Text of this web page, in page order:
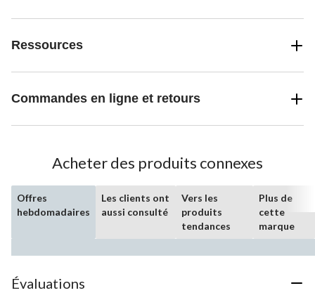
Ressources
Commandes en ligne et retours
Acheter des produits connexes
Offres
hebdomadaires
Les clients ont
aussi consulté
Vers les
produits
tendances
Plus de
cette
marque
Évaluations